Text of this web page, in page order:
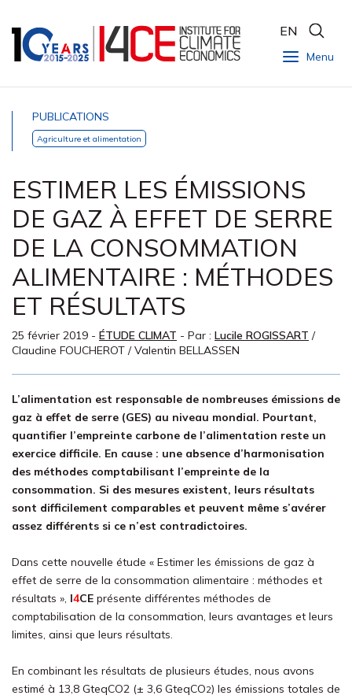
Menu
EN
PUBLICATIONS
Agriculture et alimentation
ESTIMER LES ÉMISSIONS
DE GAZ À EFFET DE SERRE
DE LA CONSOMMATION
ALIMENTAIRE : MÉTHODES
ET RÉSULTATS
25 février 2019 - ÉTUDE CLIMAT - Par : Lucile ROGISSART /
Claudine FOUCHEROT /Valentin BELLASSEN
L’alimentation est responsable de nombreuses émissions de
gaz à effet de serre (GES) au niveau mondial. Pourtant,
quantifier l’empreinte carbone de l’alimentation reste un
exercice difficile. En cause : une absence d’harmonisation
des méthodes comptabilisant l’empreinte de la
consommation. Si des mesures existent, leurs résultats
sont difficilement comparables et peuvent même s’avérer
assez différents si ce n’est contradictoires.
Dans cette nouvelle étude « Estimer les émissions de gaz à
effet de serre de la consommation alimentaire : méthodes et
résultats », I4CE présente différentes méthodes de
comptabilisation de la consommation, leurs avantages et leurs
limites, ainsi que leurs résultats.
En combinant les résultats de plusieurs études, nous avons
estimé à 13,8 GteqCO2 (± 3,6 GteqCO2) les émissions totales de